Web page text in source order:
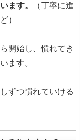
ます。
（丁寧に進
）
開始し、慣れてき
ます。
ずつ慣れていける